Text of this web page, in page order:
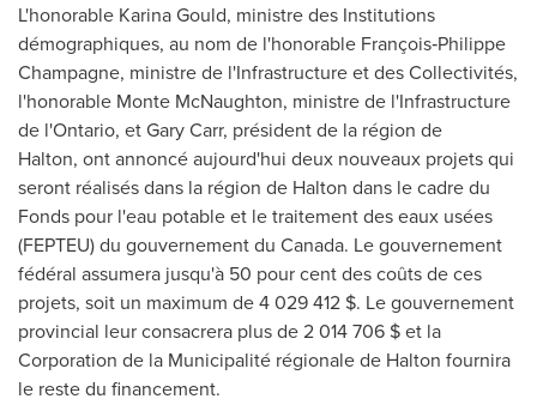
L'honorable Karina Gould, ministre des Institutions
démographiques, au nom de l'honorable François‑Philippe
Champagne, ministre de l'Infrastructure et des Collectivités,
l'honorable Monte McNaughton, ministre de l'Infrastructure
de l'Ontario, etGary Carr, président de la région de
Halton, ont annoncé aujourd'hui deux nouveaux projets qui
seront réalisés dans la région de Halton dans le cadre du
Fonds pour l'eau potable et le traitement des eaux usées
(FEPTEU) du gouvernement du Canada. Le gouvernement
fédéral assumera jusqu'à 50 pour cent des coûts de ces
projets, soit un maximum de 4 029 412 $. Le gouvernement
provincial leur consacrera plus de 2 014706 $ et la
Corporation de la Municipalité régionale de Halton fournira
le reste du financement.